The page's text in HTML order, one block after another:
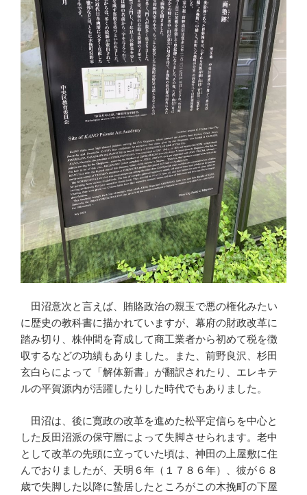
田沼意次と言えば、賄賂政治の親玉で悪の権化みたい
に歴史の教科書に描かれていますが、幕府の財政改革に
踏み切り、株仲間を育成して商工業者から初めて税を徴
収するなどの功績もありました。また、前野良沢、杉田
玄白らによって「解体新書」が翻訳されたり、エレキテ
ルの平賀源内が活躍したりした時代でもありました。
田沼は、後に寛政の改革を進めた松平定信らを中心と
した反田沼派の保守層によって失脚させられます。老中
として改革の先頭に立っていた頃は、神田の上屋敷に住
んでおりましたが、天明６年（１７８６年）、彼が６８
歳で失脚した以降に蟄居したところがこの木挽町の下屋